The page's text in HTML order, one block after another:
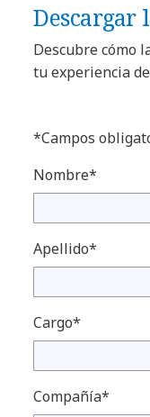
Descargar
Descubre cómo
tu experiencia
*Campos
Nombre*
Apellido*
Cargo*
Compañía*